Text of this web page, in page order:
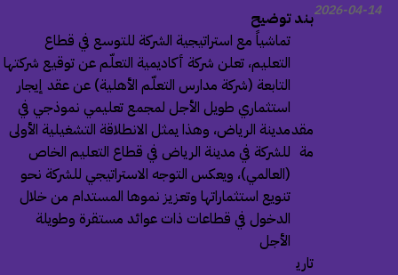
2026-04-14بندتوضيح
مقد
تماشياً مع استراتيجية الشركة للتوسع في قطاع
التعليم، تعلن شركة أكاديمية التعلّم عن توقيع شركتها
التابعة (شركة مدارس التعلّم الأهلية) عن عقد إيجار
استثماري طويل الأجل لمجمع تعليمي نموذجي في
مدينة الرياض، وهذا يمثل الانطلاقة التشغيلية الأولى
للشركة في مدينة الرياض في قطاع التعليم الخاص
(العالمي)، ويعكس التوجه الاستراتيجي للشركة نحو
تنويع استثماراتها وتعزيز نموها المستدام من خلال
الدخول في قطاعات ذات عوائد مستقرة وطويلة
الأجل
تاري